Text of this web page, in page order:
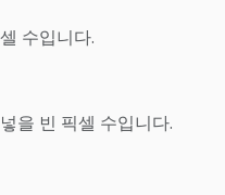
수입니다.
을 빈 픽셀 수입니다.